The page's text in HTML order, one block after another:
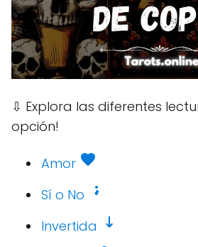
⇩ Explora las diferentes
opción!
Amor
Sí o No
Invertida